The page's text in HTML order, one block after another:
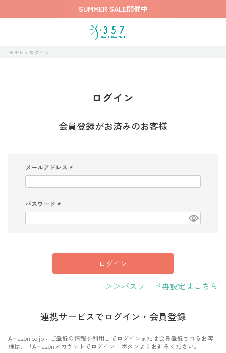
SUMMER SALE開催中
HOME ログイン
ログイン
会員登録がお済みのお客様
メールアドレス
(
パスワード
(
ログイン
＞＞パスワード再設定はこちら
連携サービスでログイン・会員登録
Amazon.co.jpにご登録の情報を利用してログインまたは会員登録されるお客
様は、「Amazonアカウントでログイン」ボタンよりお進みください。